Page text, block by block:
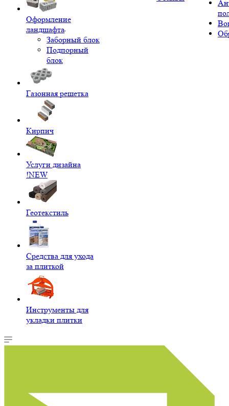
Оформление
ландшафта
Заборный блок
Подпорный
блок
Газонная решетка
Кирпич
Услуги дизайна
!NEW
Геотекстиль
Средства для ухода
за плиткой
Инструменты для
укладки плитки